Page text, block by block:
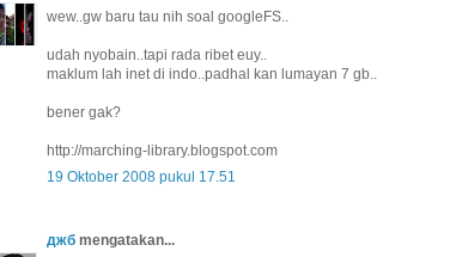
wew..gw baru tau nih soal googleFS..
udah nyobain..tapi rada ribet euy..
maklum lah inet di indo..padhal kan lumayan 7 gb..
bener gak?
http://marching-library.blogspot.com
19 Oktober 2008 pukul 17.51
джб mengatakan...